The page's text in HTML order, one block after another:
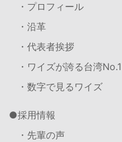
・プロフィール
・沿革
・代表者挨拶
・ワイズが誇る台湾No.1
・数字で見るワイズ
採用情報
・先輩の声